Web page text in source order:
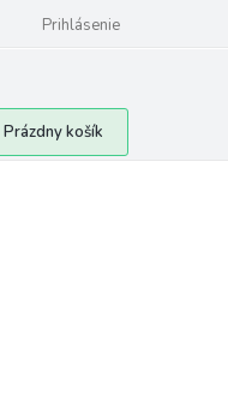
Prihlásenie
Nákupný
košík
Prázdny košík